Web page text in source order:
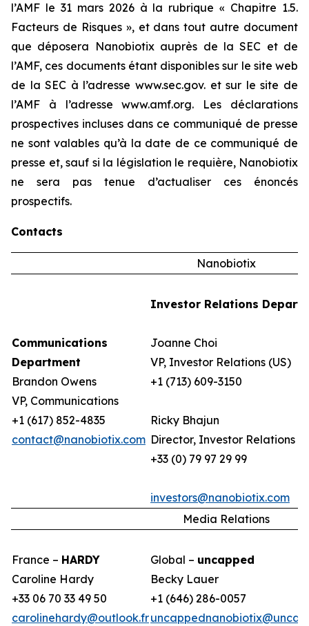
l’AMF le 31 mars 2026 à la rubrique « Chapitre 1.5.
Facteurs de Risques », et dans tout autre document
que déposera Nanobiotix auprès de la SEC et de
l’AMF, ces documents étant disponibles sur le site web
de la SEC à l’adresse www.sec.gov. et sur le site de
l’AMF à l’adresse www.amf.org. Les déclarations
prospectives incluses dans ce communiqué de presse
ne sont valables qu’à la date de ce communiqué de
presse et, sauf si la législation le requière, Nanobiotix
ne sera pas tenue d’actualiser ces énoncés
prospectifs.
Contacts
Nanobiotix
Communications
Department
Brandon Owens
VP, Communications
+1 (617) 852-4835
contact@nanobiotix.com
Investor Relations
Joanne Choi
VP, Investor Relations (US)
+1 (713) 609-3150
Ricky Bhajun
Director, Investor Relations
+33 (0) 79 97 29 99
investors@nanobiotix.com
Media Relations
France – HARDY
Caroline Hardy
+33 06 70 33 49 50
carolinehardy@outlook.fr
Global – uncapped
Becky Lauer
+1 (646) 286-0057